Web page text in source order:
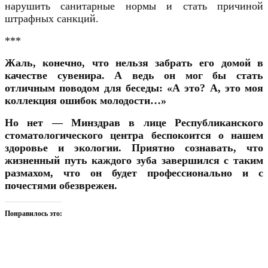
нарушить санитарные нормы и стать причиной
штрафных санкций.
***
Жаль, конечно, что нельзя забрать его домой в
качестве сувенира. А ведь он мог бы стать
отличным поводом для беседы: «А это? А, это моя
коллекция ошибок молодости…»
Но нет — Минздрав в лице Республиканского
стоматологического центра беспокоится о нашем
здоровье и экологии. Приятно сознавать, что
жизненный путькаждого зуба завершился с таким
размахом, что он будет профессионально и с
почестями обезврежен.
Понравилось это: